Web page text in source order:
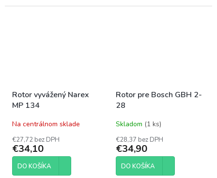
Rotor vyvážený Narex
MP 134
Na centrálnom sklade
€27,72 bez DPH
€34,10
DO KOŠÍKA
Rotor pre Bosch GBH 2-
28
Skladom (1 ks)
€28,37 bez DPH
€34,90
DO KOŠÍKA